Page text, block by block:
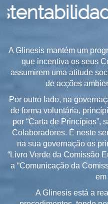
A Glinesis mantém um
que incentiva os seus
assumirem uma atitude
de acções
Por outro lado, na
de forma voluntária,
por “Carta de Princípios”,
Colaboradores. É neste
na sua governação os
“Livro Verde da Comissão
a “Comunicação da
em
A Glinesis está a